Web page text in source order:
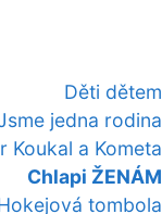
Děti dětem
jedna rodina
Koukal a Kometa
Chlapi ŽENÁM
tombola